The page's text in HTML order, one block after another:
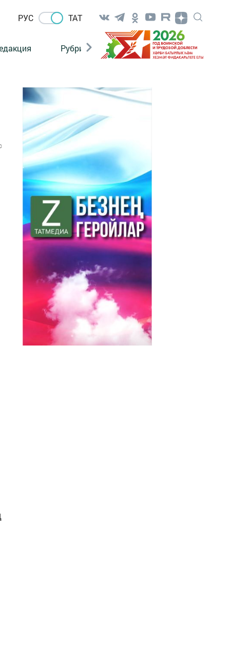
РУС ТАТ
Рубрикалар